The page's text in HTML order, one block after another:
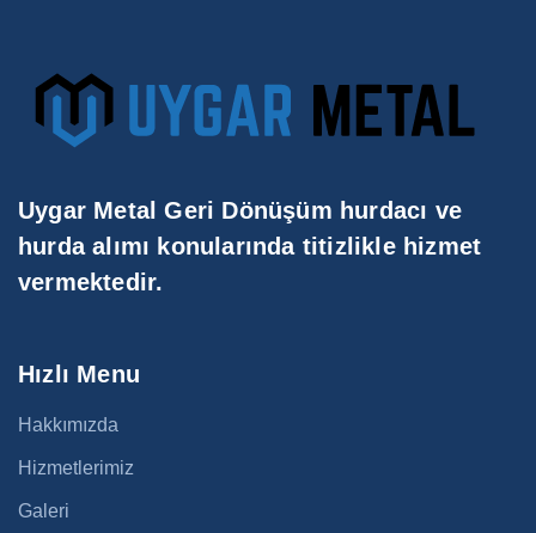
Uygar Metal Geri Dönüşüm hurdacı ve
hurda alımı konularında titizlikle hizmet
vermektedir.
Hızlı Menu
Hakkımızda
Hizmetlerimiz
Galeri